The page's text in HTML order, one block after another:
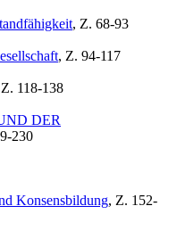
, Z. 68-93
, Z. 94-117
118-138
DER
230
Konsensbildung, Z. 152-